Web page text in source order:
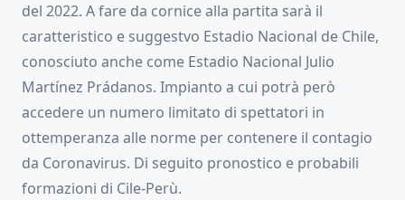
del 2022. A fare da cornice alla partita sarà il
caratteristico e suggestvo Estadio Nacional de Chile,
conosciuto anche come Estadio Nacional Julio
Martínez Prádanos. Impianto a cui potrà però
accedere un numero limitato di spettatori in
ottemperanza alle norme per contenere il contagio
da Coronavirus. Di seguito pronostico e probabili
formazioni di Cile-Perù.